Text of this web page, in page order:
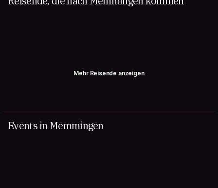
Mehr Reisende anzeigen
Events in Memmingen